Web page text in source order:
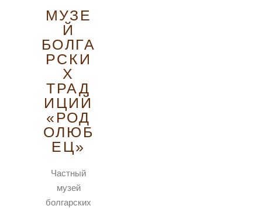
МУЗЕ
Й
БОЛГА
РСКИ
Х
ТРАД
ИЦИЙ
«РОД
ОЛЮБ
ЕЦ»
Частный
музей
болгарских